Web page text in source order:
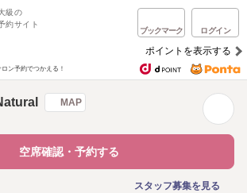
級の
約サイト
ブックマーク ログイン
ポイントを表示する
ン予約でつかえる！
MAP
空席確認・予約する
スタッフ募集を見る